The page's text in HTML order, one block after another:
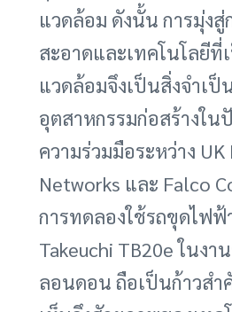
แวดล้อม ดังนั้น การมุ่งสู่
สะอาดและเทคโนโลยีที่
แวดล้อมจึงเป็นสิ่งจำเป็
อุตสาหกรรมก่อสร้างใ
ความร่วมมือระหว่าง UK
Networks และ Falco
การทดลองใช้รถขุดไฟฟ้
Takeuchi TB20e ในงา
ลอนดอน ถือเป็นก้าวส